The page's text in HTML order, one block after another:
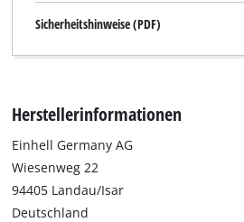
Sicherheitshinweise (PDF)
Herstellerinformationen
Einhell Germany AG
Wiesenweg 22
94405 Landau/Isar
Deutschland